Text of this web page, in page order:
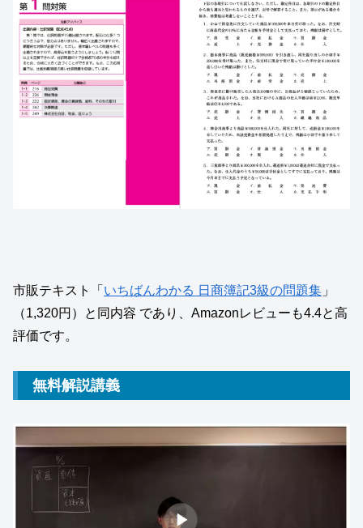
市販テキスト「 いちばんわかる 日商簿記3級の問題集 」
（1,320円）と同内容 であり、Amazonレビューも4.4と高
評価です。
無料解説講義